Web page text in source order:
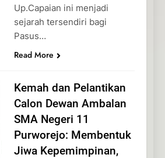
Up.Capaian ini menjadi
sejarah tersendiri bagi
Pasus…
Read More
Kemah dan Pelantikan
Calon Dewan Ambalan
SMA Negeri 11
Purworejo: Membentuk
Jiwa Kepemimpinan,